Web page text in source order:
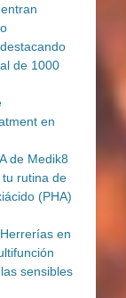
de 1000
en
de Medik8
rutina de
(PHA)
en
sensibles